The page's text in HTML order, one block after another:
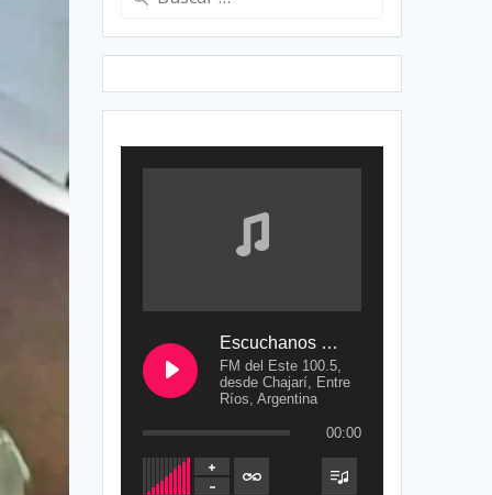
Escuchanos en Vivo
FM del Este 100.5,
desde Chajarí, Entre
Ríos, Argentina
00:00